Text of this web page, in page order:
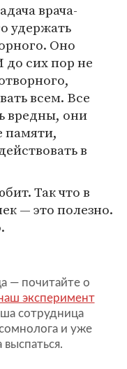
врача-
удержать
Оно
до сих пор не
всем. Все
вредны, они
памяти,
в
Так что в
— это полезно.
— почитайте о
эксперимент
сотрудница
и уже